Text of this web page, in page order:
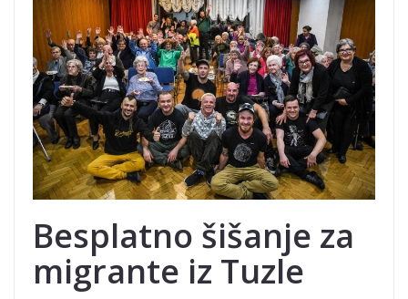
Besplatno šišanje za
migrante iz Tuzle